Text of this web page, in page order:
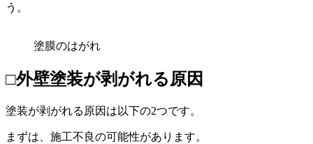
う。
塗膜のはがれ
□外壁塗装が剥がれる原因
塗装が剥がれる原因は以下の2つです。
まずは、施工不良の可能性があります。